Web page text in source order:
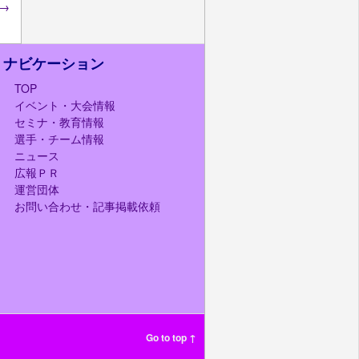
→
ナビケーション
TOP
イベント・大会情報
セミナ・教育情報
選手・チーム情報
ニュース
広報ＰＲ
運営団体
お問い合わせ・記事掲載依頼
Go to top ↑